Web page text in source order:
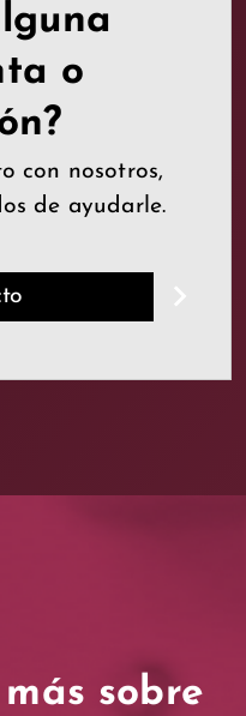
o
con nosotros,
de ayudarle.
sobre